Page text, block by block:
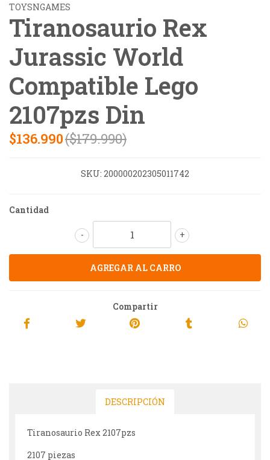
TOYSNGAMES
Tiranosaurio Rex
Jurassic World
Compatible Lego
2107pzs Din
$136.990($179.990)
SKU: 200000202305011742
Cantidad
+
-
Compartir
DESCRIPCIÓN
Tiranosaurio Rex 2107pzs
2107 piezas